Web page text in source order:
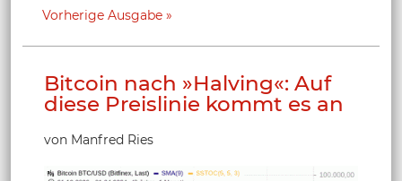
Vorherige Ausgabe
Bitcoin nach »Halving«: Auf
diese Preislinie kommt es an
von Manfred Ries